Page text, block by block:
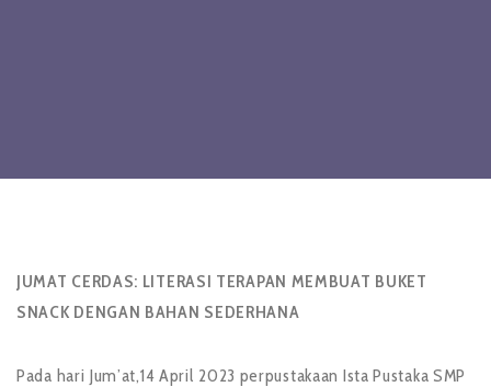
JUMAT CERDAS: LITERASI TERAPAN MEMBUAT BUKET
SNACK DENGAN BAHAN SEDERHANA
Pada hari Jum’at,14 April 2023 perpustakaan Ista Pustaka SMP